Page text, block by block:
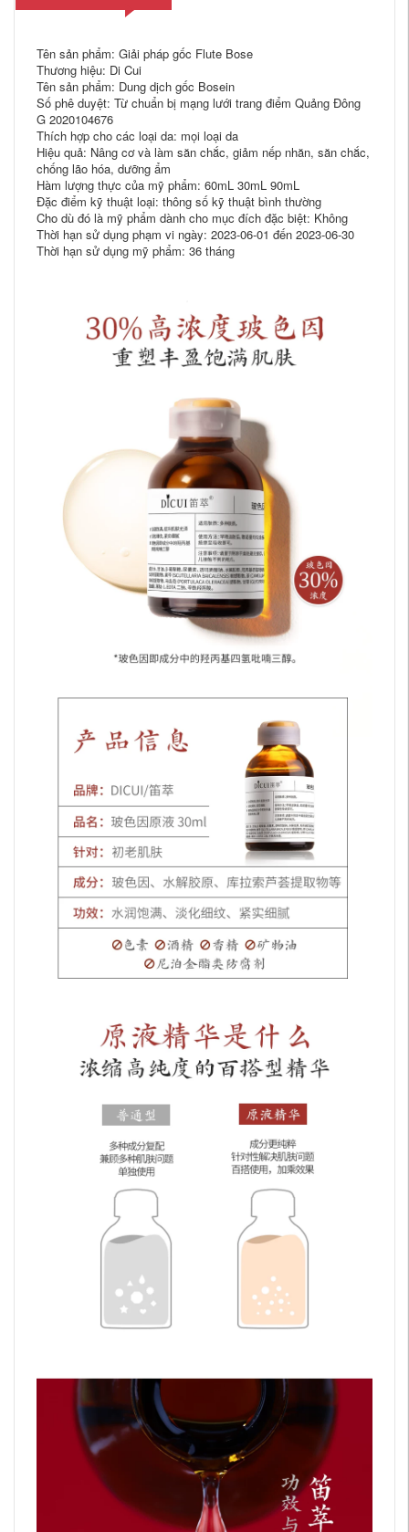
Tên sản phẩm: Giải pháp gốc Flute Bose
Thương hiệu: Di Cui
Tên sản phẩm: Dung dịch gốc Bosein
Số phê duyệt: Từ chuẩn bị mạng lưới trang điểm Quảng Đông
G 2020104676
Thích hợp cho các loại da: mọi loại da
Hiệu quả: Nâng cơ và làm săn chắc, giảm nếp nhăn, săn chắc,
chống lão hóa, dưỡng ẩm
Hàm lượng thực của mỹ phẩm: 60mL 30mL 90mL
Đặc điểm kỹ thuật loại: thông số kỹ thuật bình thường
Cho dù đó là mỹ phẩm dành cho mục đích đặc biệt: Không
Thời hạn sử dụng phạm vi ngày: 2023-06-01 đến 2023-06-30
Thời hạn sử dụng mỹ phẩm: 36 tháng